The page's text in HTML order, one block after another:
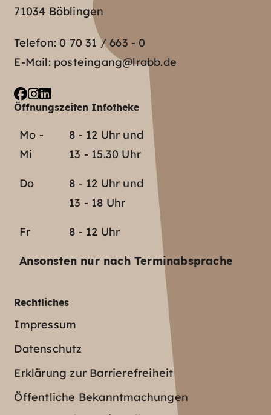
71034 Böblingen
Telefon:0 70 31 / 663 - 0
E-Mail: posteingang@lrabb.de
Öffnungszeiten Infotheke
Mo -
Mi
8 - 12 Uhr und
13 - 15.30 Uhr
Do
8 - 12 Uhr und
13 - 18 Uhr
Fr 8 - 12 Uhr
Ansonsten nur nach Terminabsprache
Rechtliches
Impressum
Datenschutz
Erklärung zur Barrierefreiheit
Öffentliche Bekanntmachungen